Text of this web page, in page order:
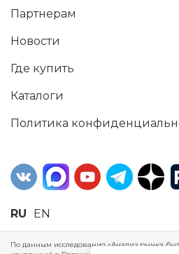
Партнерам
Новости
Где купить
Каталоги
Политика
RU EN
По данным исследования «Анализ рынка